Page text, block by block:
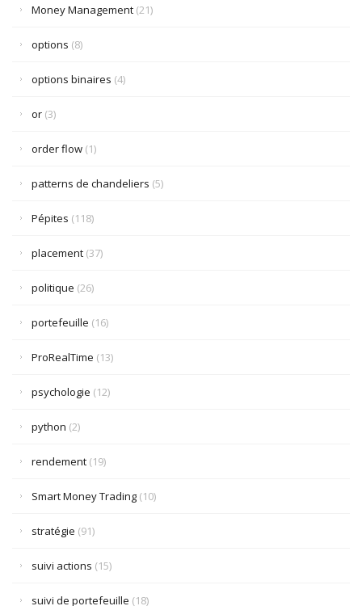
Money Management (21)
options (8)
options binaires (4)
or (3)
order flow (1)
patterns de chandeliers (5)
Pépites (118)
placement (37)
politique (26)
portefeuille (16)
ProRealTime (13)
psychologie (12)
python (2)
rendement (19)
Smart Money Trading (10)
stratégie (91)
suivi actions (15)
suivi de portefeuille (18)